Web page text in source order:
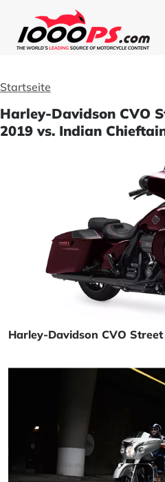
Startseite
Harley-Davidson CVO
2019 vs. Indian
Harley-Davidson CVO Street